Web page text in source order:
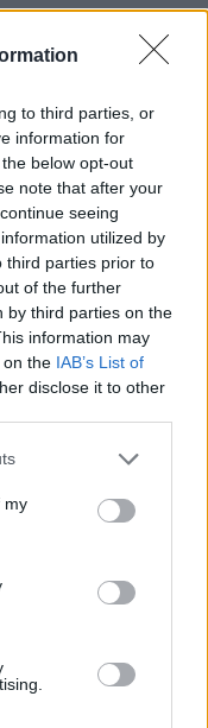
to third parties, or
information for
below opt-out
note that after your
seeing
utilized by
third parties prior to
of the further
by third parties on the
information may
on the IAB’s List of
disclose it to other
my
Fata a
mers în maşină
eu la ăsta
cu Făt-
violase și
devreme cu
va fi condamnat
mai
și pe Luiza.